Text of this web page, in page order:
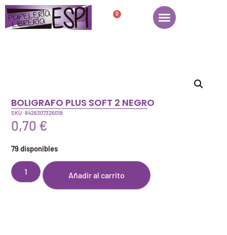
0
BOLIGRAFO PLUS SOFT 2 NEGRO
SKU: 8426307326018
0,70 €
79 disponibles
Añadir al carrito